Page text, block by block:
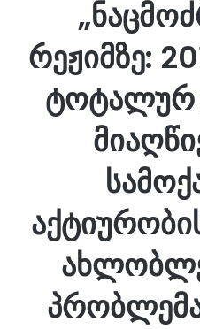
რეჟიმზე:
ტოტალურ
პრობლემა